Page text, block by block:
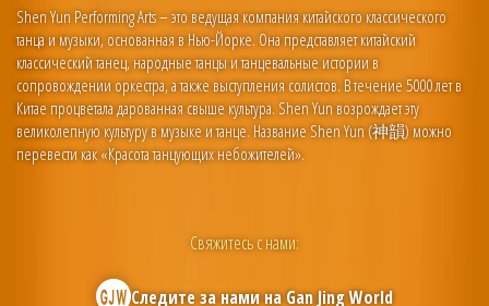
Shen Yun Performing Arts – это ведущая компания китайского классического
танца и музыки, основанная в Нью-Йорке. Она представляет китайский
классический танец, народные танцы и танцевальные истории в
сопровождении оркестра, а также выступления солистов. В течение 5000 лет в
Китае процветала дарованная свыше культура. Shen Yun возрождает эту
великолепную культуру в музыке и танце. Название Shen Yun (神韻) можно
перевести как «Красота танцующих небожителей».
Свяжитесь с нами:
Следите за нами наGan Jing World